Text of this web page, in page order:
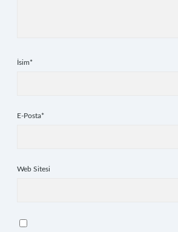
İsim*
E-Posta*
Web Sitesi